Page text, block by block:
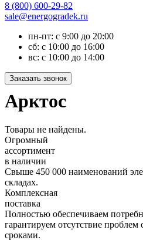
8 (800) 600-29-82
sale@energogradek.ru
пн-пт: с 9:00 до 20:00
сб: с 10:00 до 16:00
вс: с 10:00 до 14:00
Арктос
Товары не найдены.
Огромный
ассортимент
в наличии
Свыше 450 000 наименований
складах.
Комплексная
поставка
Полностью обеспечиваем
гарантируем отсутствие проблем
сроками.